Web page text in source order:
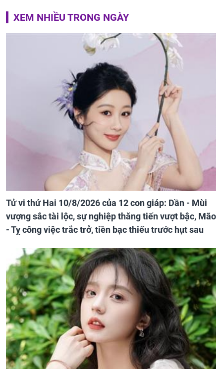
XEM NHIỀU TRONG NGÀY
Tử vi thứ Hai 10/8/2026 của 12 con giáp: Dần - Mùi
vượng sắc tài lộc, sự nghiệp thăng tiến vượt bậc, Mão
- Tỵ công việc trắc trở, tiền bạc thiếu trước hụt sau